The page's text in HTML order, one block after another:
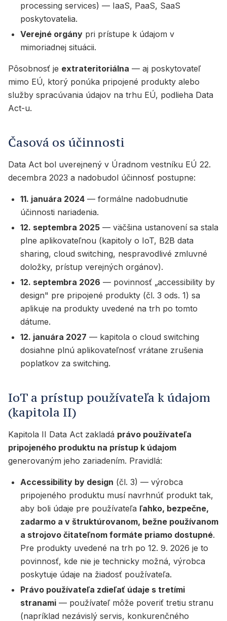
processing services) — IaaS, PaaS, SaaS
poskytovatelia.
Verejné orgány pri prístupe k údajom v
mimoriadnej situácii.
Pôsobnosť je extrateritoriálna — aj poskytovateľ
mimo EÚ, ktorý ponúka pripojené produkty alebo
služby spracúvania údajov na trhu EÚ, podlieha Data
Act-u.
Časová os účinnosti
Data Act bol uverejnený v Úradnom vestníku EÚ 22.
decembra 2023 a nadobudol účinnosť postupne:
11. januára 2024 — formálne nadobudnutie
účinnosti nariadenia.
12. septembra 2025 — väčšina ustanovení sa stala
plne aplikovateľnou (kapitoly o IoT, B2B data
sharing, cloud switching, nespravodlivé zmluvné
doložky, prístup verejných orgánov).
12. septembra 2026 — povinnosť „accessibility by
design" pre pripojené produkty (čl. 3 ods. 1) sa
aplikuje na produkty uvedené na trh po tomto
dátume.
12. januára 2027 — kapitola o cloud switching
dosiahne plnú aplikovateľnosť vrátane zrušenia
poplatkov za switching.
IoT a prístup používateľa k údajom
(kapitola II)
Kapitola II Data Act zakladá právo používateľa
pripojeného produktu na prístup k údajom
generovaným jeho zariadením. Pravidlá:
Accessibility by design (čl. 3) — výrobca
pripojeného produktu musí navrhnúť produkt tak,
aby boli údaje pre používateľa ľahko, bezpečne,
zadarmo a v štruktúrovanom, bežne používanom
a strojovo čitateľnom formáte priamo dostupné.
Pre produkty uvedené na trh po 12. 9. 2026 je to
povinnosť, kde nie je technicky možná, výrobca
poskytuje údaje na žiadosť používateľa.
Právo používateľa zdieľať údaje s tretími
stranami — používateľ môže poveriť tretiu stranu
(napríklad nezávislý servis, konkurenčného